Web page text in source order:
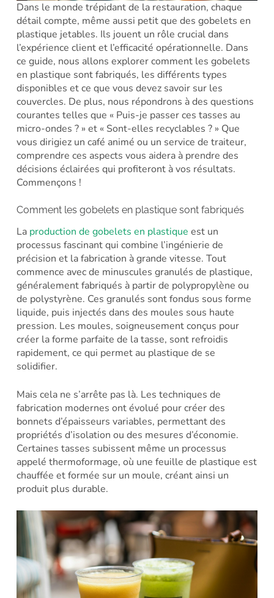
Dans le monde trépidant de la restauration, chaque
détail compte, même aussi petit que des gobelets en
plastique jetables. Ils jouent un rôle crucial dans
l’expérience client et l’efficacité opérationnelle. Dans
ce guide, nous allons explorer comment les gobelets
en plastique sont fabriqués, les différents types
disponibles et ce que vous devez savoir sur les
couvercles. De plus, nous répondrons à des questions
courantes telles que « Puis-je passer ces tasses au
micro-ondes ? » et « Sont-elles recyclables ? » Que
vous dirigiez un café animé ou un service de traiteur,
comprendre ces aspects vous aidera à prendre des
décisions éclairées qui profiteront à vos résultats.
Commençons !
Comment les gobelets en plastique sont fabriqués
La production de gobelets en plastique est un
processus fascinant qui combine l’ingénierie de
précision et la fabrication à grande vitesse. Tout
commence avec de minuscules granulés de plastique,
généralement fabriqués à partir de polypropylène ou
de polystyrène. Ces granulés sont fondus sous forme
liquide, puis injectés dans des moules sous haute
pression. Les moules, soigneusement conçus pour
créer la forme parfaite de la tasse, sont refroidis
rapidement, ce qui permet au plastique de se
solidifier.
Mais cela ne s’arrête pas là. Les techniques de
fabrication modernes ont évolué pour créer des
bonnets d’épaisseurs variables, permettant des
propriétés d’isolation ou des mesures d’économie.
Certaines tasses subissent même un processus
appelé thermoformage, où une feuille de plastique est
chauffée et formée sur un moule, créant ainsi un
produit plus durable.